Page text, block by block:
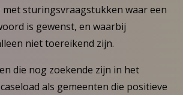
met sturingsvraagstukken waar een
is gewenst, en waarbij
niet toereikend zijn.
die nog zoekende zijn in het
als gemeenten die positieve